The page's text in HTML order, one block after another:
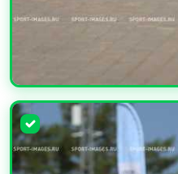
УВЕЛИЧИТЬ